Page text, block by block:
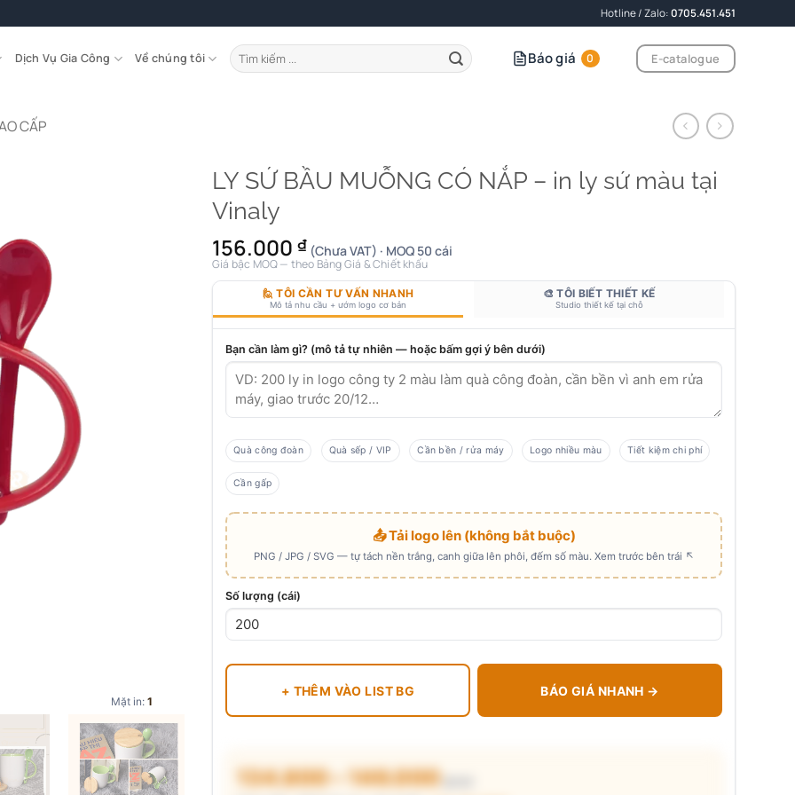
Hotline / Zalo:0705.451.451
Dịch Vụ Gia Công Về chúng tôi
Tìm
kiếm:
Báo giá 0 E-catalogue
CẤP
Mặt in: 1
LY SỨ BẦU MUỖNG CÓ NẮP – in ly sứ màu tại
Vinaly
156.000 ₫ (Chưa VAT) · MOQ 50 cái
Giá bậc MOQ — theo Bảng Giá & Chiết khấu
🙋 TÔI CẦN TƯ VẤN NHANH
Mô tả nhu cầu + ướm logo cơ bản
🎨 TÔI BIẾT THIẾT KẾ
Studio thiết kế tại chỗ
Bạn cần làm gì? (mô tả tự nhiên — hoặc bấm gợi ý bên dưới)
Quà công đoàn Quà sếp / VIP Cần bền / rửa máy Logo nhiều màu Tiết kiệm chi phí
Cần gấp
📤 Tải logo lên (không bắt buộc)
PNG / JPG / SVG — tự tách nền trắng, canh giữa lên phôi, đếm số màu. Xem trước bên trái ↖
Số lượng (cái)
+ THÊM VÀO LIST BG BÁO GIÁ NHANH →
134.800 – 146.000